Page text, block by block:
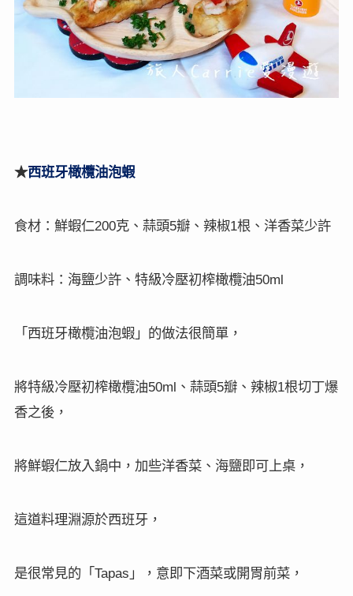
★西班牙橄欖油泡蝦
食材：鮮蝦仁200克、蒜頭5瓣、辣椒1根、洋香菜少許
調味料：海鹽少許、特級冷壓初榨橄欖油50ml
「西班牙橄欖油泡蝦」的做法很簡單，
將特級冷壓初榨橄欖油50ml 、蒜頭5瓣、辣椒1根切丁爆
香之後，
將鮮蝦仁放入鍋中，加些洋香菜、海鹽即可上桌，
這道料理淵源於西班牙，
是很常見的「Tapas 」，意即下酒菜或開胃前菜，